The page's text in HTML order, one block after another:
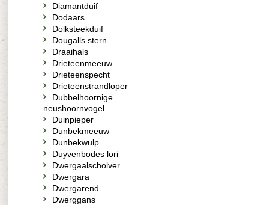
Diamantduif
Dodaars
Dolksteekduif
Dougalls stern
Draaihals
Drieteenmeeuw
Drieteenspecht
Drieteenstrandloper
Dubbelhoornige
neushoornvogel
Duinpieper
Dunbekmeeuw
Dunbekwulp
Duyvenbodes lori
Dwergaalscholver
Dwergara
Dwergarend
Dwerggans